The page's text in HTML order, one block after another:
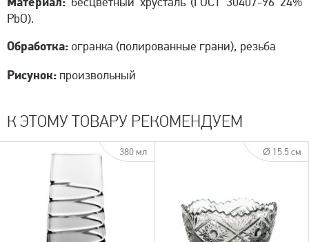
PbO).
Обработка: огранка (полированные грани), резьба
Рисунок: произвольный
К ЭТОМУ ТОВАРУ РЕКОМЕНДУЕМ
380 мл Ø 15.5 см